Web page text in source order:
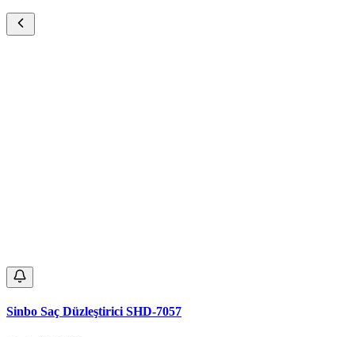
Sinbo Saç Düzleştirici SHD-7057